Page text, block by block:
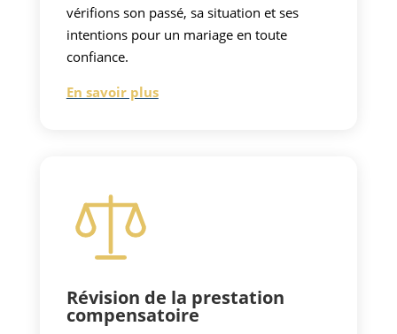
vérifions son passé, sa situation et ses
intentions pour un mariage en toute
confiance.
En savoir plus
Révision de la prestation
compensatoire